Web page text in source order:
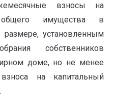
взносы на
имущества в
установленным
собственников
доме, но не менее
на капитальный